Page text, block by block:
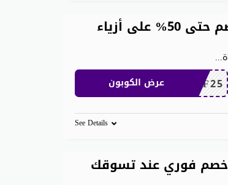
كود خصم شي ان مشاهير استمتع بخصم حتى 50% على أزياء
...
MEAF25 عرض الكوبون
See Details
احصل على خصم فوري عند تسوقك